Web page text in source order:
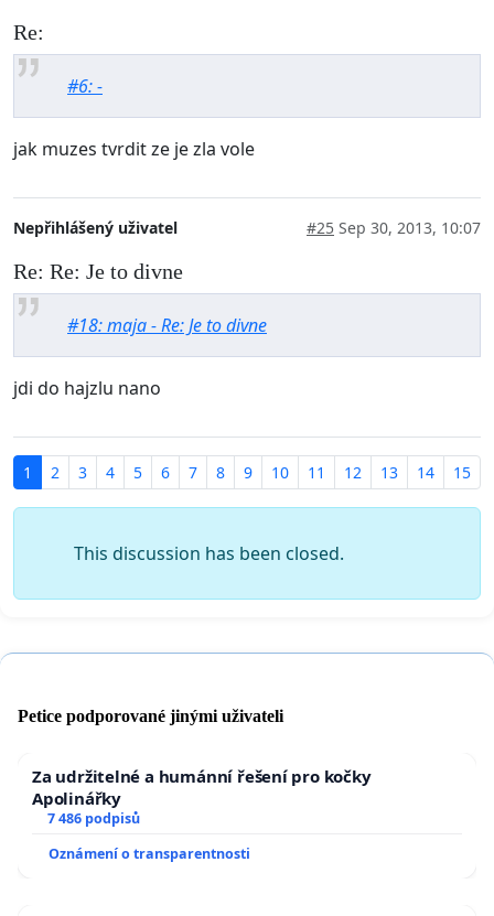
Re:
#6: -
jak muzes tvrdit ze je zla vole
Nepřihlášený uživatel #25 Sep 30, 2013, 10:07
Re: Re: Je to divne
#18: maja - Re: Je to divne
jdi do hajzlu nano
1 2 3 4 5 6 7 8 9 10 11 12 13 14 15
This discussion has been closed.
Petice podporované jinými uživateli
Za udržitelné a humánní řešení pro kočky
Apolinářky
7 486 podpisů
Oznámení o transparentnosti